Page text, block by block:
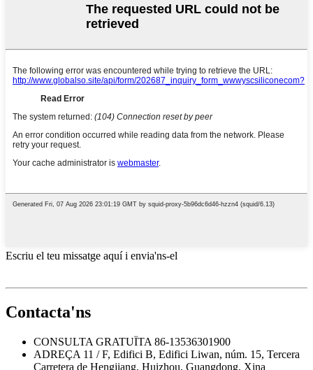
Escriu el teu missatge aquí i envia'ns-el
Contacta'ns
CONSULTA GRATUÏTA 86-13536301900
ADREÇA 11 / F, Edifici B, Edifici Liwan, núm. 15, Tercera
Carretera de Hengjiang, Huizhou, Guangdong, Xina